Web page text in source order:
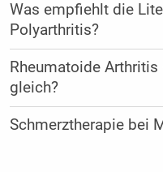
Was empfiehlt die
Polyarthritis?
Rheumatoide
gleich?
Schmerztherapie bei